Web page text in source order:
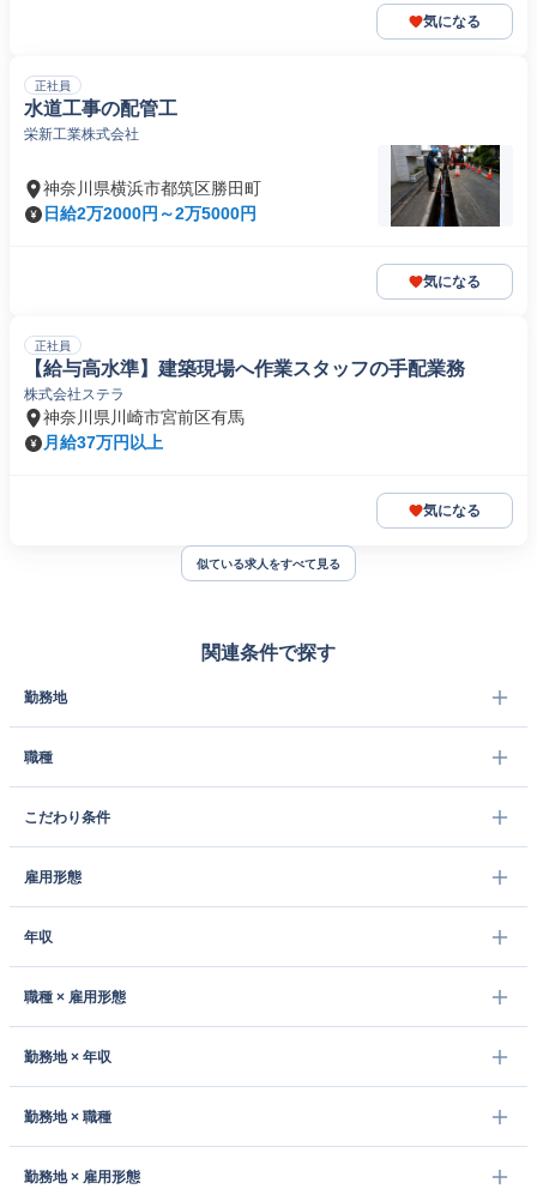
気になる
正社員
水道工事の配管工
栄新工業株式会社
神奈川県横浜市都筑区勝田町
日給2万2000円～2万5000円
気になる
正社員
【給与高水準】建築現場へ作業スタッフの手配業務
株式会社ステラ
神奈川県川崎市宮前区有馬
月給37万円以上
気になる
似ている求人をすべて見る
関連条件で探す
勤務地
職種
こだわり条件
雇用形態
年収
職種 × 雇用形態
勤務地 × 年収
勤務地 × 職種
勤務地 × 雇用形態